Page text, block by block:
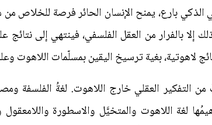
الذكي بارع، يمنح الإنسان الحائر فرصة للخلاص
إلا بالفرار من العقل الفلسفي، فينتهي إلى
لاهوتية، بغية ترسيخ اليقين بمسلّمات اللاهوت
التفكير العقلي خارج اللاهوت. لغةُ الفلسفة
لغة اللاهوت والمتخيَّل والاسطورة